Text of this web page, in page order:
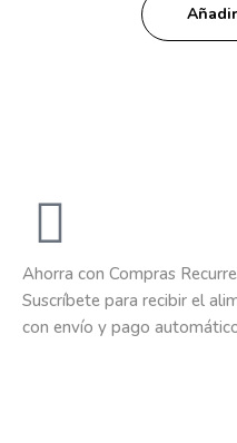
Ahorra con Compras
Suscríbete para recibir el
con envío y pago